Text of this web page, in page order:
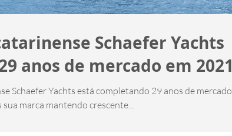
Schaefer Yachts
anos de mercado em 2021
Yachts está completando 29 anos de mercado em 2021 e
sua marca mantendo crescente...